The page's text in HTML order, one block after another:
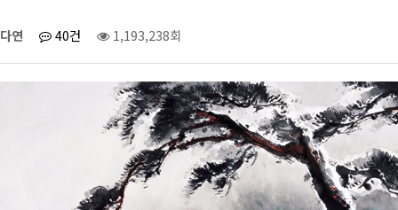
다연 40건 1,193,238회